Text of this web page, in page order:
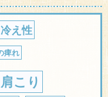
冷え性
痺れ
肩こり